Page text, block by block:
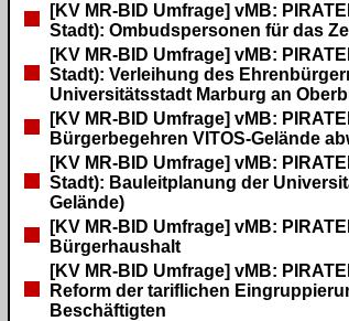
[KV MR-BID Umfrage] vMB:
Stadt): Ombudspersonen für das
[KV MR-BID Umfrage] vMB:
Stadt): Verleihung des
Universitätsstadt Marburg an
[KV MR-BID Umfrage] vMB:
Bürgerbegehren VITOS-Gelände
[KV MR-BID Umfrage] vMB:
Stadt): Bauleitplanung der
Gelände)
[KV MR-BID Umfrage] vMB:
Bürgerhaushalt
[KV MR-BID Umfrage] vMB:
Reform der tariflichen
Beschäftigten